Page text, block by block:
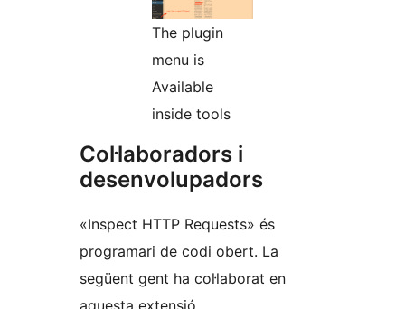
The plugin
menu is
Available
inside tools
Col·laboradors i
desenvolupadors
«Inspect HTTP Requests» és
programari de codi obert. La
següent gent ha col·laborat en
aquesta extensió.